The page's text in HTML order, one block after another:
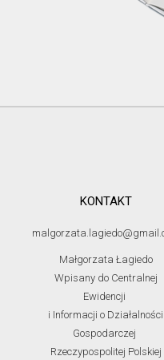
KONTAKT
Małgorzata Łagiedo
Wpisany do Centralnej
Ewidencji
i Informacji o Działalności
Gospodarczej
Rzeczypospolitej Polskiej